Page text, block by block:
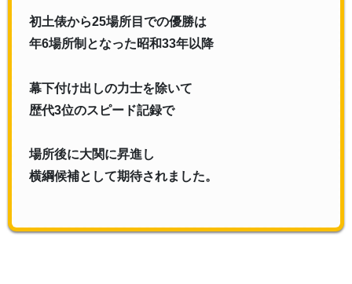
初土俵から25場所目での優勝は
年6場所制となった昭和33年以降
幕下付け出しの力士を除いて
歴代3位のスピード記録で
場所後に大関に昇進し
横綱候補として期待されました。